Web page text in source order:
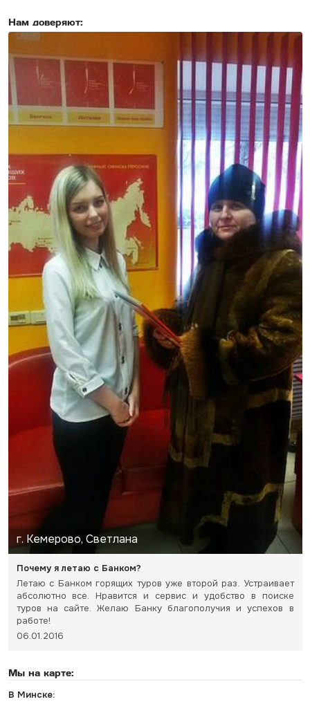
Нам доверяют:
г. Кемерово, Светлана
Почему я летаю с Банком?
Летаю с Банком горящих туров уже второй раз. Устраивает
абсолютно все. Нравится и сервис и удобство в поиске
туров на сайте. Желаю Банку благополучия и успехов в
работе!
06.01.2016
Мы на карте:
В Минске: